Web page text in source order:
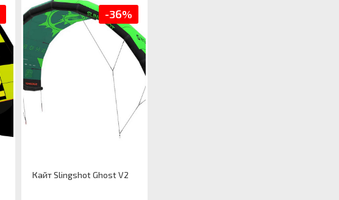
Кайт Slingshot Ghost V2
-36%